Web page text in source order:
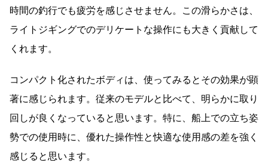
時間の釣行でも疲労を感じさせません。この滑らかさは、
ライトジギングでのデリケートな操作にも大きく貢献して
くれます。
コンパクト化されたボディは、使ってみるとその効果が顕
著に感じられます。従来のモデルと比べて、明らかに取り
回しが良くなっていると思います。特に、船上での立ち姿
勢での使用時に、優れた操作性と快適な使用感の差を強く
感じると思います。